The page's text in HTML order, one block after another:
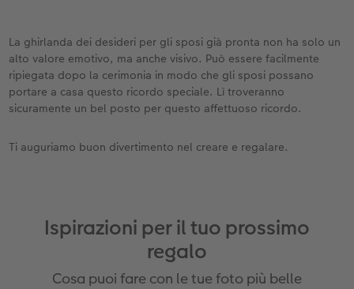
La ghirlanda dei desideri per gli sposi già pronta non ha solo un
alto valore emotivo, ma anche visivo. Può essere facilmente
ripiegata dopo la cerimonia in modo che gli sposi possano
portare a casa questo ricordo speciale. Lì troveranno
sicuramente un bel posto per questo affettuoso ricordo.
Ti auguriamo buon divertimento nel creare e regalare.
Ispirazioni per il tuo prossimo
regalo
Cosa puoi fare con le tue foto più belle